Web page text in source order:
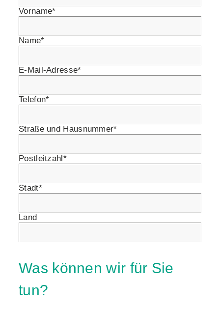
Vorname*
Name*
E-Mail-Adresse*
Telefon*
Straße und Hausnummer*
Postleitzahl*
Stadt*
Land
Was können wir für Sie
tun?